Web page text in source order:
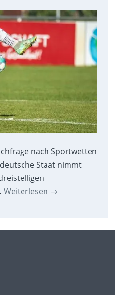
nach Sportwetten
Staat nimmt
Weiterlesen →